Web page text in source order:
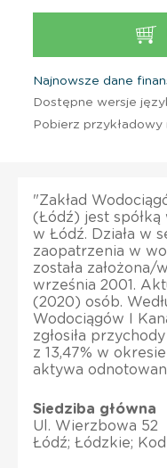
Najnowsze dane
Dostępne wersje
Pobierz przykładowy
"Zakład
(Łódź) jest spółką
w Łódź. Działa w
zaopatrzenia w
została
września 2001.
(2020) osób.
Wodociągów I
zgłosiła
z 13,47% w
aktywa
Siedziba główna
Ul. Wierzbowa 52
Łódź; Łódzkie;